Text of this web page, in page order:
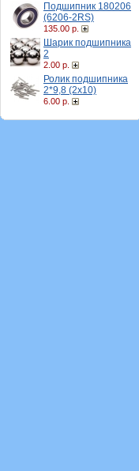
Подшипник 180206
(6206-2RS)
135.00 р.
Шарик подшипника
2
2.00 р.
Ролик подшипника
2*9,8 (2х10)
6.00 р.